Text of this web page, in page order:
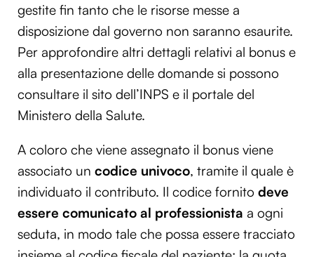
gestite fin tanto che le risorse messe a
disposizione dal governo non saranno esaurite.
Per approfondire altri dettagli relativi al bonus e
alla presentazione delle domande si possono
consultare il sito dell’INPS e il portale del
Ministero della Salute.
A coloro che viene assegnato il bonus viene
associato un codice univoco, tramite il quale è
individuato il contributo. Il codice fornito deve
essere comunicato al professionista a ogni
seduta, in modo tale che possa essere tracciato